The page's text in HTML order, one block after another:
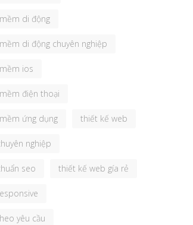
di động
di động chuyên nghiệp
ios
điện thoại
ứng dụng thiết kế web
nghiệp
seo thiết kế web gía rẻ
yêu cầu